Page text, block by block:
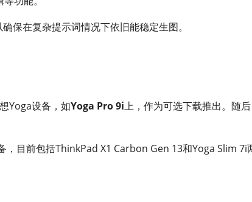
保在复杂提示词情况下依旧能稳定生图。
Yoga设备，如Yoga Pro 9i上，作为可选下载推出。随
，目前包括ThinkPad X1 Carbon Gen 13和Yoga Slim 7i